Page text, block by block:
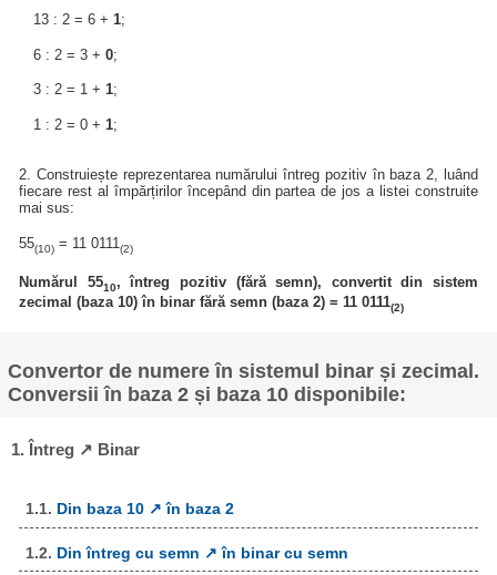
13 : 2 = 6 + 1;
6 : 2 = 3 + 0;
3 : 2 = 1 + 1;
1 : 2 = 0 + 1;
2. Construiește reprezentarea numărului întreg pozitiv în baza 2, luând
fiecare rest al împărțirilor începând din partea de jos a listei construite
mai sus:
55(10) = 11 0111(2)
Numărul 5510, întreg pozitiv (fără semn), convertit din sistem
zecimal (baza 10) în binar fără semn (baza 2) = 11 0111(2)
Convertor de numere în sistemul binar și zecimal.
Conversii în baza 2 și baza 10 disponibile:
1. Întreg ↗ Binar
1.1. Din baza 10 ↗ în baza 2
1.2. Din întreg cu semn ↗ în binar cu semn